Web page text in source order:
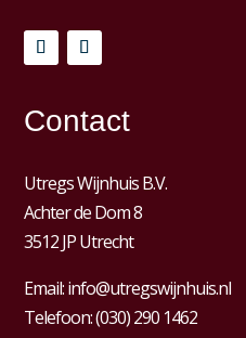
Contact
Utregs Wijnhuis B.V.
Achter de Dom 8
3512 JP Utrecht
Email:info@utregswijnhuis.nl
Telefoon:(030) 290 1462